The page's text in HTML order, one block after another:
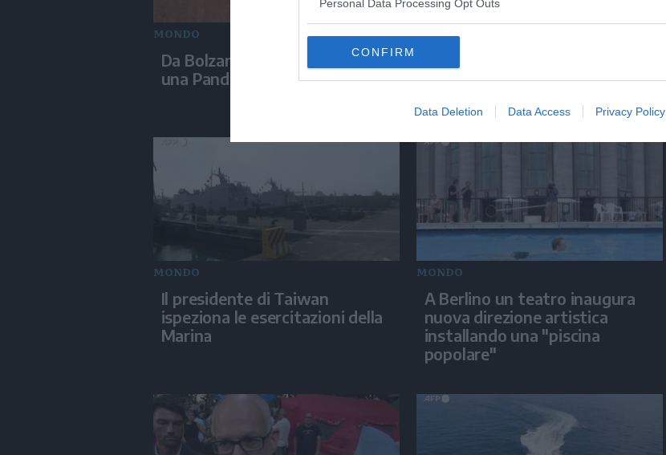
Personal Data Processing Opt Outs
CONFIRM
Data Deletion Data Access Privacy Policy
MONDO
Da Bolzano alla Mongolia con
una Panda da 150 euro
MONDO
torneranno ordine, autorità e
MONDO
Il presidente di Taiwan
ispeziona le esercitazioni della
Marina
MONDO
A Berlino un teatro inaugura
nuova direzione artistica
installando una "piscina
popolare"